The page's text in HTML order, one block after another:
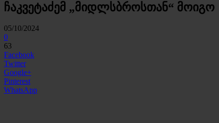
ჩაკვეტაძემ „მიდლსბროსთან“ მოიგო
05/10/2024
0
63
Facebook
Twitter
Google+
Pinterest
WhatsApp